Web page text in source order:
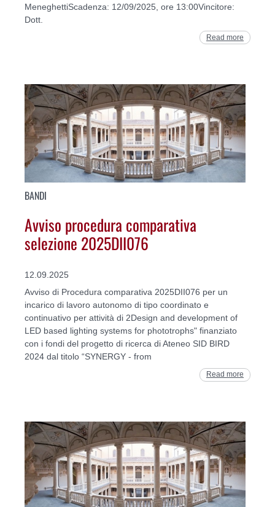
MeneghettiScadenza: 12/09/2025, ore 13:00Vincitore:
Dott.
Read more
BANDI
Avviso procedura comparativa
selezione 2025DII076
12.09.2025
Avviso di Procedura comparativa 2025DII076 per un
incarico di lavoro autonomo di tipo coordinato e
continuativo per attività di 2Design and development of
LED based lighting systems for phototrophs" finanziato
con i fondi del progetto di ricerca di Ateneo SID BIRD
2024 dal titolo “SYNERGY - from
Read more